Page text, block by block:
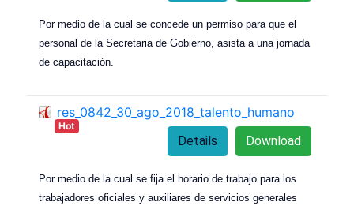
Por medio de la cual se concede un permiso para que el
personal de la Secretaria de Gobierno, asista a una jornada
de capacitación.
res_0842_30_ago_2018_talento_humano
Hot
Download
Details
Por medio de la cual se fija el horario de trabajo para los
trabajadores oficiales y auxiliares de servicios generales